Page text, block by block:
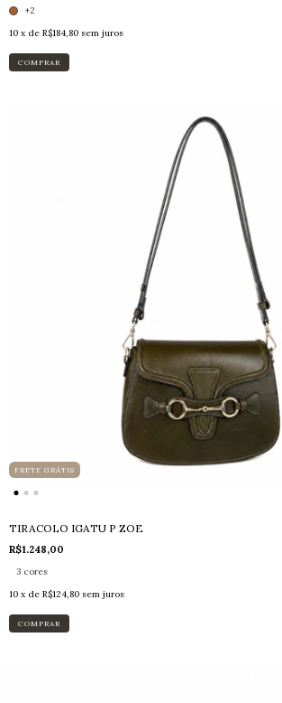
+2
10 x de R$184,80 sem juros
COMPRAR
FRETE GRÁTIS
TIRACOLO IGATU P ZOE
R$1.248,00
3 cores
10 x de R$124,80 sem juros
COMPRAR